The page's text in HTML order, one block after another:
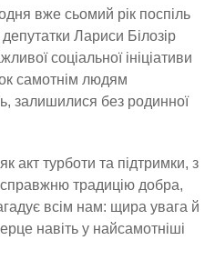
вже сьомий рік поспіль
Лариси Білозір
соціальної ініціативи
самотнім людям
залишилися без родинної
акт турботи та підтримки, з
традицію добра,
всім нам: щира увага й
навіть у найсамотніші